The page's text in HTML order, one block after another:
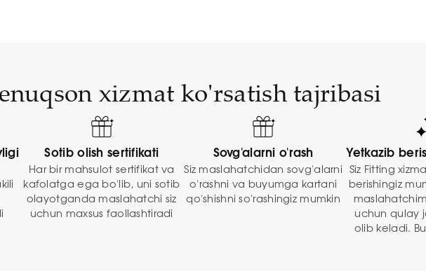
xizmat ko'rsatish tajribasi
Sotib olish sertifikati
Har bir mahsulot sertifikat va
kafolatga ega bo'lib, uni sotib
olayotganda maslahatchi siz
uchun maxsus faollashtiradi
Sovg'alarni o'rash
Siz maslahatchidan sovg'alarni
o'rashni va buyumga kartani
qo'shishni so'rashingiz mumkin
Yetkazib
Siz Fitting
berishingiz
uchun qulay
olib keladi.